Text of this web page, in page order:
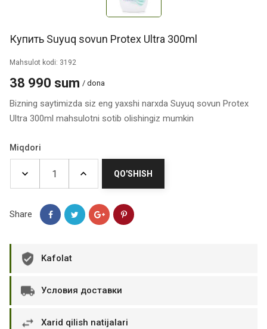
Купить Suyuq sovun Protex Ultra 300ml
Mahsulot kodi: 3192
38 990 sum / dona
Bizning saytimizda siz eng yaxshi narxda Suyuq sovun Protex
Ultra 300ml mahsulotni sotib olishingiz mumkin
Miqdori
QO'SHISH
Share
Kafolat
Условия доставки
Xarid qilish natijalari